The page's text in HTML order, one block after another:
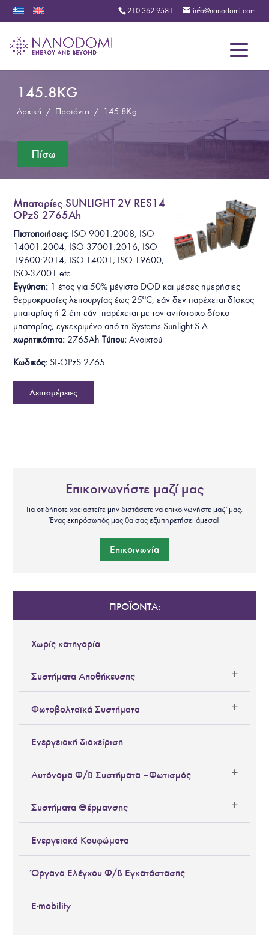
210 362 9581 info@nanodomi.com
145.8KG
Αρχική / Προϊόντα / 145.8Kg
Μπαταρίες SUNLIGHT 2V RES14
OPzS 2765Ah
Πιστοποιήσεις: ISO 9001:2008, ISO
14001:2004, ISO 37001:2016, ISO
19600:2014, ISO-14001, ISO-19600,
ISO-37001etc.
Εγγύηση: 1 έτος για 50% μέγιστο DOD και μέσες ημερήσιες
θερμοκρασίες λειτουργίας έως 25ºC, εάν δεν παρέχεται δίσκος
μπαταρίας ή 2 έτη εάν παρέχεται με τον αντίστοιχο δίσκο
μπαταρίας, εγκεκριμένο από τη Systems Sunlight S.A.
χωρητικότητα: 2765AhΤύπου: Ανοιχτού
Κωδικός: SL-OPzS 2765
Λεπτομέρειες
Επικοινωνήστε μαζί μας
Για οτιδήποτε χρειαστείτε μην διστάσετε να επικοινωνήστε μαζί μας.
Ένας εκπρόσωπός μας θα σας εξυπηρετήσει άμεσα!
Επικοινωνία
ΠΡΟΪΟΝΤΑ:
Χωρίς κατηγορία
Συστήματα Αποθήκευσης
Φωτοβολταϊκά Συστήματα
Ενεργειακή διαχείριση
Αυτόνομα Φ/Β Συστήματα – Φωτισμός
Συστήματα Θέρμανσης
Ενεργειακά Κουφώματα
Όργανα Ελέγχου Φ/Β Εγκατάστασης
E-mobility